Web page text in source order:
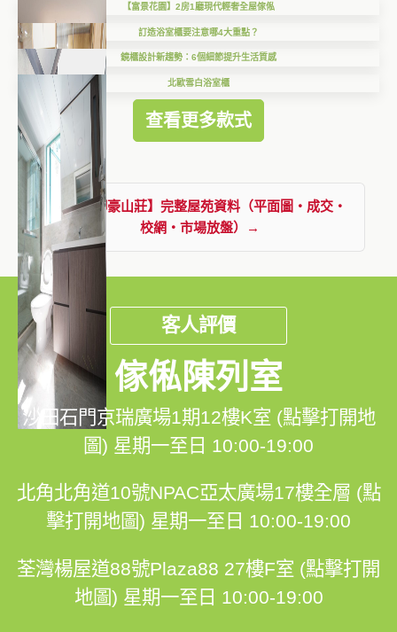
【富景花園】2房1廳現代輕奢全屋傢俬
訂造浴室櫃要注意哪4大重點？
鏡櫃設計新趨勢：6個細節提升生活質感
北歐雪白浴室櫃
查看更多款式
查看【御豪山莊】完整屋苑資料（平面圖・成交・
校網・市場放盤）→
客人評價
傢俬陳列室
沙田石門京瑞廣場1期12樓K室 (點擊打開地
圖) 星期一至日 10:00-19:00
北角北角道10號NPAC亞太廣場17樓全層 (點
擊打開地圖) 星期一至日 10:00-19:00
荃灣楊屋道88號Plaza88 27樓F室 (點擊打開
地圖) 星期一至日 10:00-19:00